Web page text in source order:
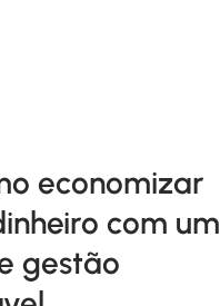
economizar
com um
gestão